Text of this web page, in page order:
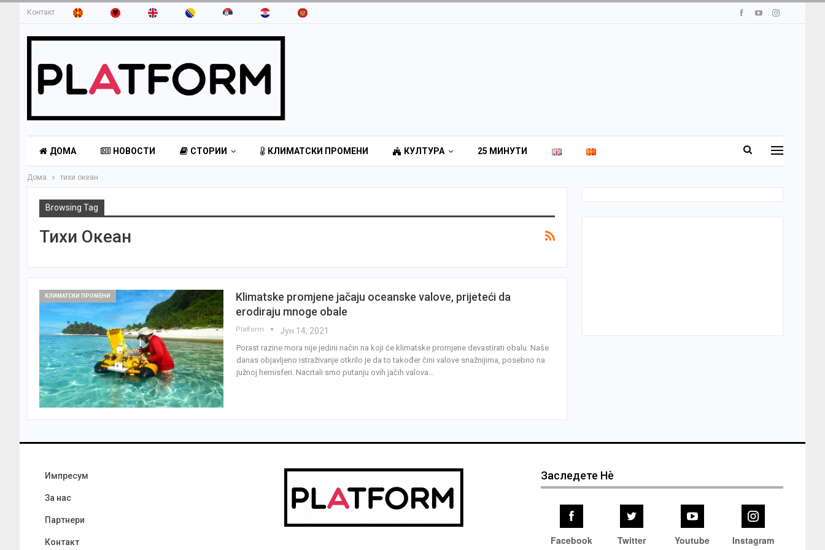
Контакт
ДОМА НОВОСТИ СТОРИИ КЛИМАТСКИ ПРОМЕНИ КУЛТУРА 25 МИНУТИ
Дома тихи океан
Browsing Tag
Тихи Океан
КЛИМАТСКИ ПРОМЕНИ
Klimatske promjene jačaju oceanske valove, prijeteći da
erodiraju mnoge obale
Platform Јун 14, 2021
Porast razine mora nije jedini način na koji će klimatske promjene devastirati obalu. Naše
danas objavljeno istraživanje otkrilo je da to također čini valove snažnijima, posebno na
južnoj hemisferi. Nacrtali smo putanju ovih jačih valova…
Импресум
За нас
Партнери
Контакт
Заследете Нѐ
Facebook Twitter Youtube Instagram